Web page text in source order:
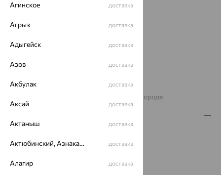
Нет в наличии
Изделие недоступно для заказа в вашем городе
Вес:6.57 — 7.18
Цвет металла:
Агинское доставка
Агрыз доставка
Адыгейск доставка
Азов доставка
Акбулак доставка
Аксай доставка
Актаныш доставка
Актюбинский, Азнакаевский район доставка
Алагир доставка